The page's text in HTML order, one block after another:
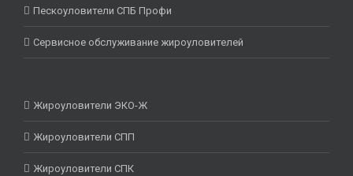
Пескоуловители СПБ Профи
Сервисное обслуживание жироуловителей
Жироуловители ЭКО-Ж
Жироуловители СПП
Жироуловители СПК